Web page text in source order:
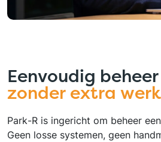
Eenvoudig beheer
zonder extra werk
Park-R is ingericht om beheer
Geen losse systemen, geen